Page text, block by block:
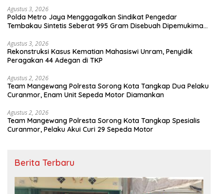
Agustus 3, 2026
Polda Metro Jaya Menggagalkan Sindikat Pengedar
Tembakau Sintetis Seberat 995 Gram Disebuah Dipemukiman
Agustus 3, 2026
Rekonstruksi Kasus Kematian Mahasiswi Unram, Penyidik
Peragakan 44 Adegan di TKP
Agustus 2, 2026
Team Mangewang Polresta Sorong Kota Tangkap Dua Pelaku
Curanmor, Enam Unit Sepeda Motor Diamankan
Agustus 2, 2026
Team Mangewang Polresta Sorong Kota Tangkap Spesialis
Curanmor, Pelaku Akui Curi 29 Sepeda Motor
Berita Terbaru